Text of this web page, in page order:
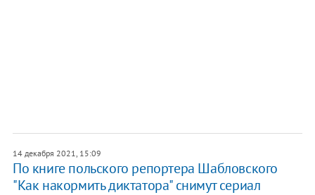
14 декабря 2021, 15:09
По книге польского репортера Шабловского
"Как накормить диктатора" снимут сериал